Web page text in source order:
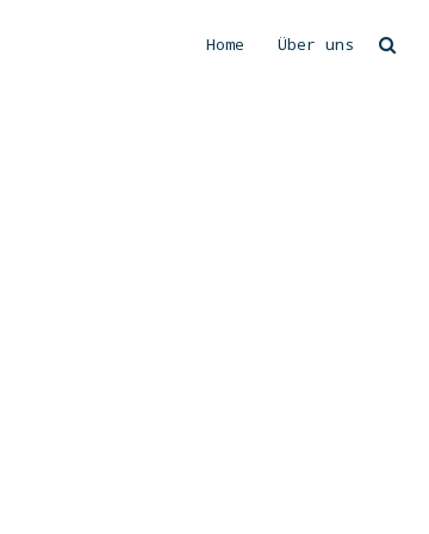
Home Über uns
Suchen